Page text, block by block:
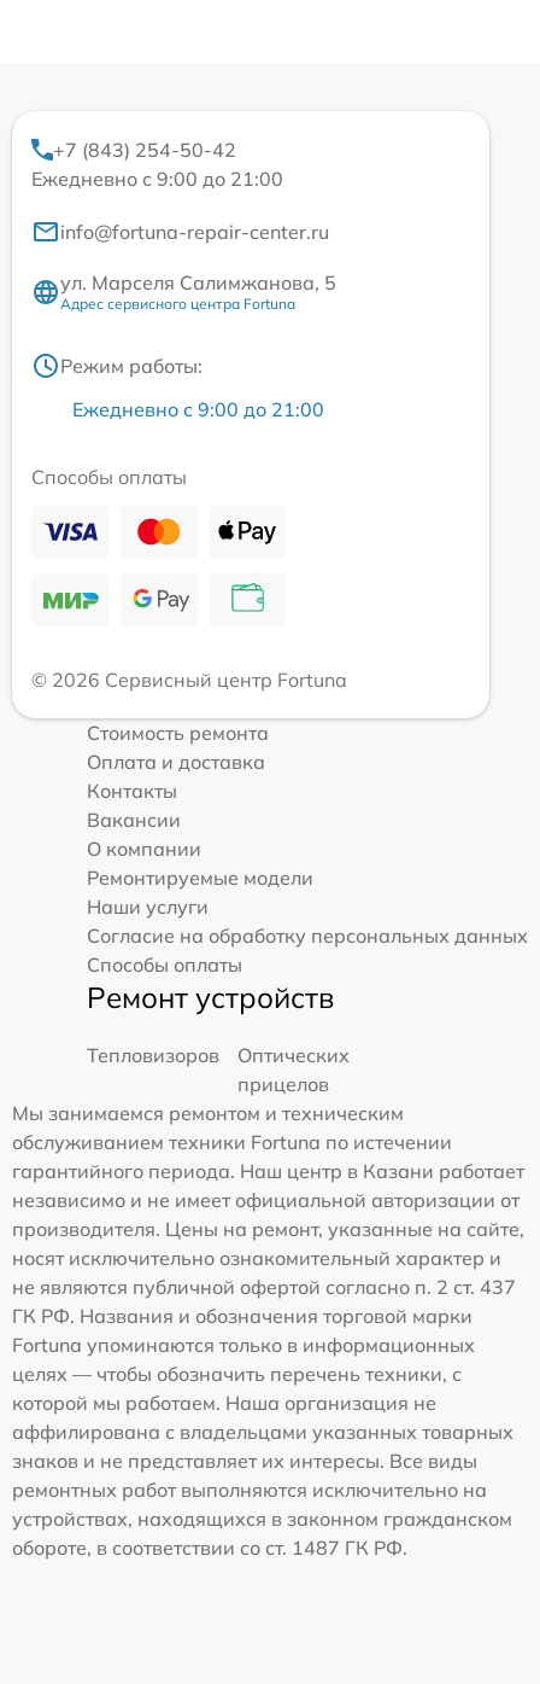
+7 (843) 254-50-42
Ежедневно с 9:00 до 21:00
info@fortuna-repair-center.ru
ул. Марселя Салимжанова, 5
Адрес сервисного центра Fortuna
Режим работы:
Ежедневно с 9:00 до 21:00
Способы оплаты
© 2026 Сервисный центр Fortuna
Стоимость ремонта
Оплата и доставка
Контакты
Вакансии
О компании
Ремонтируемые модели
Наши услуги
Согласие на обработку персональных данных
Способы оплаты
Ремонт устройств
Тепловизоров
Оптических
прицелов
Мы занимаемся ремонтом и техническим
обслуживанием техники Fortuna по истечении
гарантийного периода. Наш центр в Казани работает
независимо и не имеет официальной авторизации от
производителя. Цены на ремонт, указанные на сайте,
носят исключительно ознакомительный характер и
не являются публичной офертой согласно п. 2 ст. 437
ГК РФ. Названия и обозначения торговой марки
Fortuna упоминаются только в информационных
целях — чтобы обозначить перечень техники, с
которой мы работаем. Наша организация не
аффилирована с владельцами указанных товарных
знаков и не представляет их интересы. Все виды
ремонтных работ выполняются исключительно на
устройствах, находящихся в законном гражданском
обороте, в соответствии со ст. 1487 ГК РФ.